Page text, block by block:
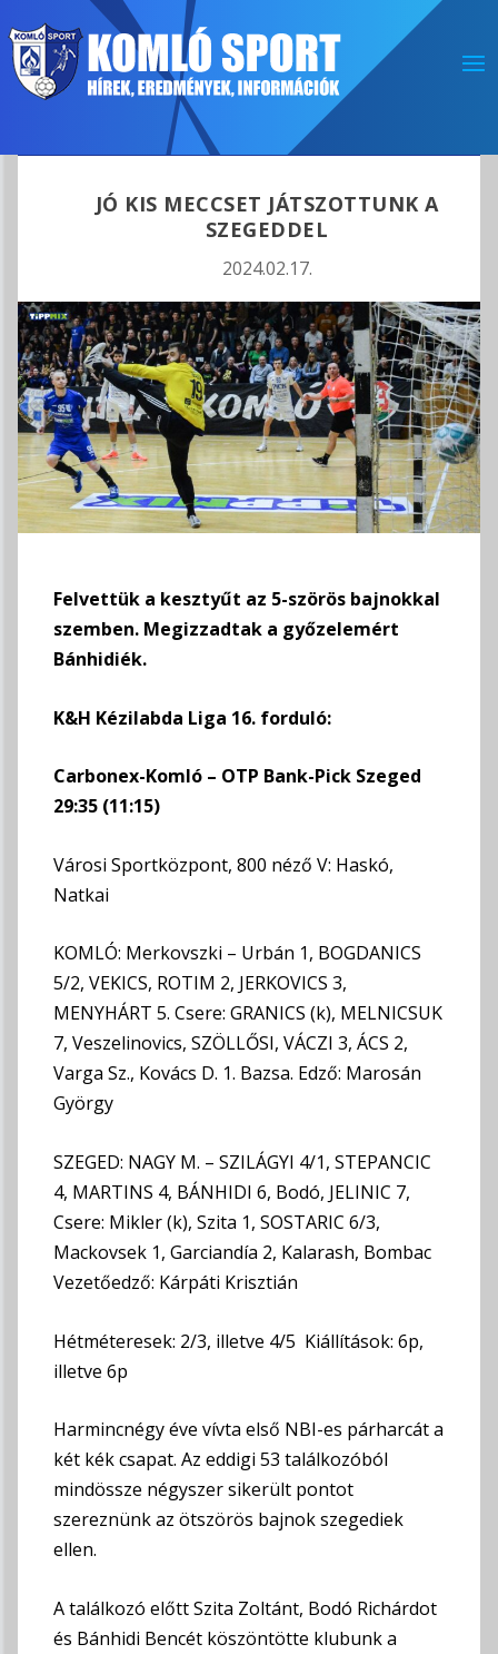
JÓ KIS MECCSET JÁTSZOTTUNK A
SZEGEDDEL
2024.02.17.
Felvettük a kesztyűt az 5-szörös bajnokkal
szemben. Megizzadtak a győzelemért
Bánhidiék.
K&H Kézilabda Liga 16. forduló:
Carbonex-Komló – OTP Bank-Pick Szeged
29:35 (11:15)
Városi Sportközpont, 800 néző V: Haskó,
Natkai
KOMLÓ: Merkovszki – Urbán 1, BOGDANICS
5/2, VEKICS, ROTIM 2, JERKOVICS 3,
MENYHÁRT 5. Csere: GRANICS (k), MELNICSUK
7, Veszelinovics, SZÖLLŐSI, VÁCZI 3, ÁCS 2,
Varga Sz., Kovács D. 1. Bazsa. Edző: Marosán
György
SZEGED: NAGY M. – SZILÁGYI 4/1, STEPANCIC
4, MARTINS 4, BÁNHIDI 6, Bodó, JELINIC 7,
Csere: Mikler (k), Szita 1, SOSTARIC 6/3,
Mackovsek 1, Garciandía 2, Kalarash, Bombac
Vezetőedző: Kárpáti Krisztián
Hétméteresek: 2/3, illetve 4/5 Kiállítások: 6p,
illetve 6p
Harmincnégy éve vívta első NBI-es párharcát a
két kék csapat. Az eddigi 53 találkozóból
mindössze négyszer sikerült pontot
szereznünk az ötszörös bajnok szegediek
ellen.
A találkozó előtt Szita Zoltánt, Bodó Richárdot
és Bánhidi Bencét köszöntötte klubunk a